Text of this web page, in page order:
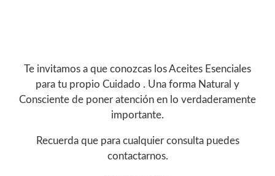
Te invitamos a que conozcas los Aceites Esenciales
para tu propio Cuidado . Una forma Natural y
Consciente de poner atención en lo verdaderamente
importante.
Recuerda que para cualquier consulta puedes
contactarnos.